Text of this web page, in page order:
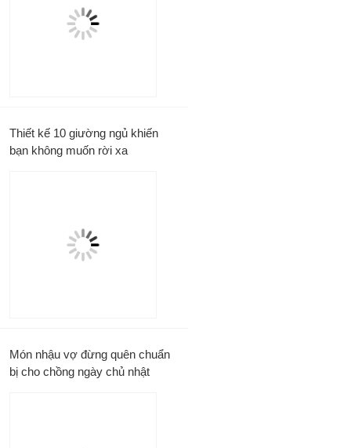
Thiết kế 10 giường ngủ khiến
bạn không muốn rời xa
Món nhậu vợ đừng quên chuẩn
bị cho chồng ngày chủ nhật